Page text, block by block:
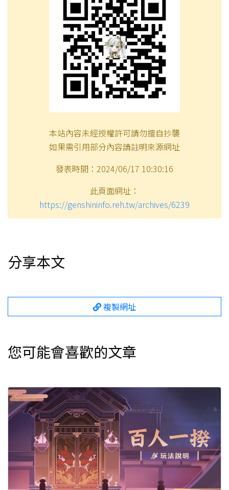
本站內容未經授權許可請勿擅自抄襲
如果需引用部分內容請註明來源網址
發表時間：2024/06/17 10:30:16
此頁面網址：
https://genshininfo.reh.tw/archives/6239
分享本文
複製網址
您可能會喜歡的文章